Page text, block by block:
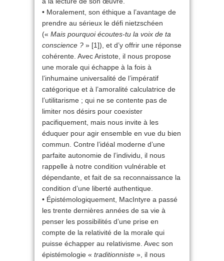
• Moralement, son éthique a l’avantage de
prendre au sérieux le défi nietzschéen
(« Mais pourquoi écoutes-tu la voix de ta
conscience ? » [1]), et d’y offrir une réponse
cohérente. Avec Aristote, il nous propose
une morale qui échappe à la fois à
l’inhumaine universalité de l’impératif
catégorique et à l’amoralité calculatrice de
l’utilitarisme ; qui ne se contente pas de
limiter nos désirs pour coexister
pacifiquement, mais nous invite à les
éduquer pour agir ensemble en vue du bien
commun. Contre l’idéal moderne d’une
parfaite autonomie de l’individu, il nous
rappelle à notre condition vulnérable et
dépendante, et fait de sa reconnaissance la
condition d’une liberté authentique.
• Épistémologiquement, MacIntyre a passé
les trente dernières années de sa vie à
penser les possibilités d’une prise en
compte de la relativité de la morale qui
puisse échapper au relativisme. Avec son
épistémologie « traditionniste », il nous